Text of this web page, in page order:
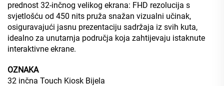
prednost 32-inčnog velikog ekrana: FHD rezolucija s
svjetlošću od 450 nits pruža snažan vizualni učinak,
osiguravajući jasnu prezentaciju sadržaja iz svih kuta,
idealno za unutarnja područja koja zahtijevaju istaknute
interaktivne ekrane.
OZNAKA
32 inčna Touch Kiosk Bijela